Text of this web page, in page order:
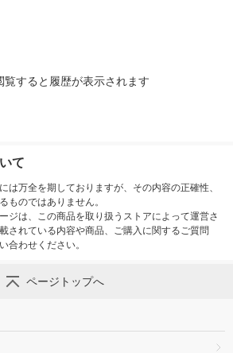
覧すると履歴が表示されます
て
は万全を期しておりますが、その内容の正確性、
ものではありません。
ジは、この商品を取り扱うストアによって運営さ
されている内容や商品、ご購入に関するご質問
合わせください。
ページトップへ